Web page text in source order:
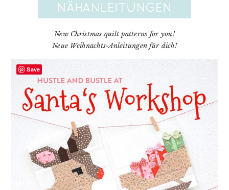
New Christmas quilt patterns for you!
Neue Weihnachts-Anleitungen für dich!
Save